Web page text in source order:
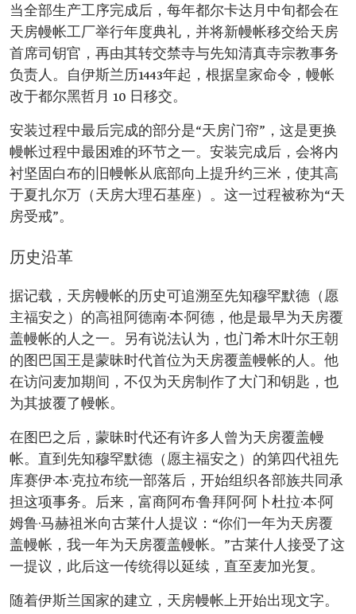
当全部生产工序完成后，每年都尔卡达月中旬都会在
天房幔帐工厂举行年度典礼，并将新幔帐移交给天房
首席司钥官，再由其转交禁寺与先知清真寺宗教事务
负责人。自伊斯兰历1443年起，根据皇家命令，幔帐
改于都尔黑哲月 10 日移交。
安装过程中最后完成的部分是“天房门帘”，这是更换
幔帐过程中最困难的环节之一。安装完成后，会将内
衬坚固白布的旧幔帐从底部向上提升约三米，使其高
于夏扎尔万（天房大理石基座）。这一过程被称为“天
房受戒”。
历史沿革
据记载，天房幔帐的历史可追溯至先知穆罕默德（愿
主福安之）的高祖阿德南·本·阿德，他是最早为天房覆
盖幔帐的人之一。另有说法认为，也门希木叶尔王朝
的图巴国王是蒙昧时代首位为天房覆盖幔帐的人。他
在访问麦加期间，不仅为天房制作了大门和钥匙，也
为其披覆了幔帐。
在图巴之后，蒙昧时代还有许多人曾为天房覆盖幔
帐。直到先知穆罕默德（愿主福安之）的第四代祖先
库赛伊·本·克拉布统一部落后，开始组织各部族共同承
担这项事务。后来，富商阿布·鲁拜阿·阿卜杜拉·本·阿
姆鲁·马赫祖米向古莱什人提议：“你们一年为天房覆
盖幔帐，我一年为天房覆盖幔帐。”古莱什人接受了这
一提议，此后这一传统得以延续，直至麦加光复。
随着伊斯兰国家的建立，天房幔帐上开始出现文字。